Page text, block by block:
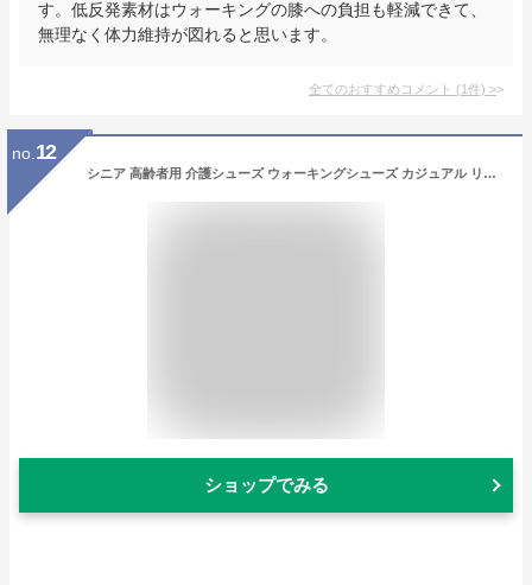
す。低反発素材はウォーキングの膝への負担も軽減できて、
無理なく体力維持が図れると思います。
全てのおすすめコメント (1件) >
no. 12
シニア 高齢者用 介護シューズ ウォーキングシューズ カジュアル リハビリ 婦人 靴 ムーンスター イブ レディース EVE 195 moonstar eve おしゃれ コンフォート おすすめ 敬老の日
ショップでみる